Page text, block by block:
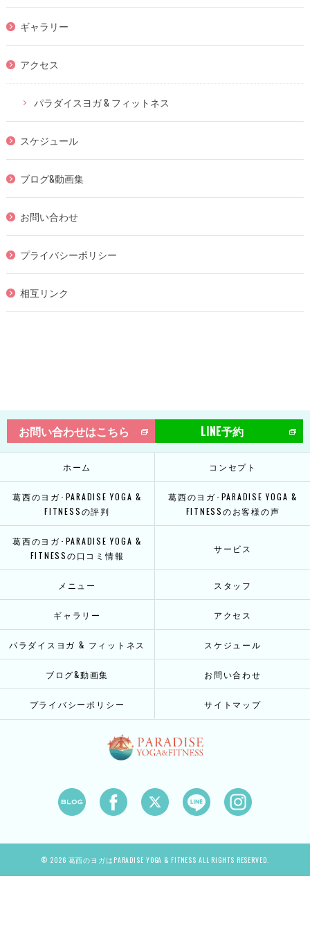
ギャラリー
アクセス
パラダイスヨガ & フィットネス
スケジュール
ブログ&動画集
お問い合わせ
プライバシーポリシー
相互リンク
お問い合わせはこちら LINE予約
ホーム コンセプト
葛西のヨガ･PARADISE YOGA &
FITNESSの評判
葛西のヨガ･PARADISE YOGA &
FITNESSのお客様の声
葛西のヨガ･PARADISE YOGA &
FITNESSの口コミ情報
サービス
メニュー スタッフ
ギャラリー アクセス
パラダイスヨガ & フィットネス スケジュール
ブログ&動画集 お問い合わせ
プライバシーポリシー サイトマップ
© 2026 葛西のヨガはPARADISE YOGA & FITNESS ALL RIGHTS RESERVED.